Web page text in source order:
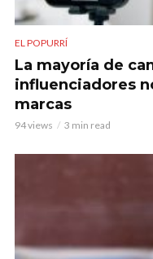
EL POPURRÍ
La mayoría de
influenciadores
marcas
94 views 3 min read